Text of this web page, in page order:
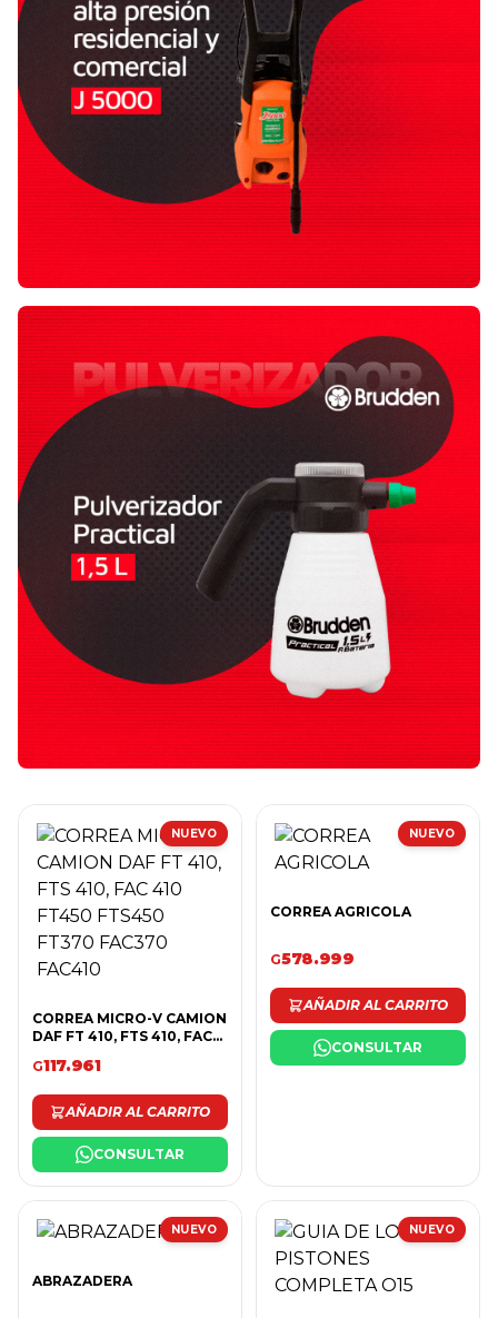
NUEVO
CORREA MICRO-V CAMION
DAF FT 410, FTS 410, FAC
FAC370 FAC410
G117.961
AÑADIR AL CARRITO
CONSULTAR
NUEVO
CORREA AGRICOLA
G578.999
AÑADIR AL CARRITO
CONSULTAR
NUEVO
ABRAZADERA
NUEVO